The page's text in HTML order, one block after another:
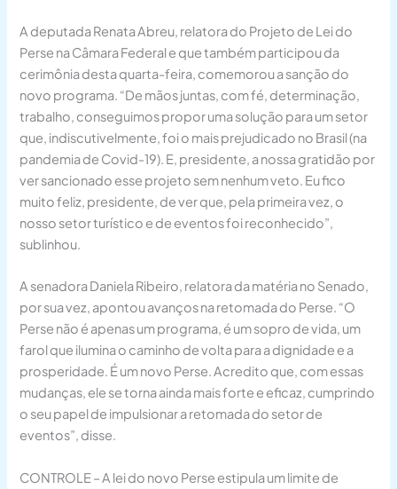
A deputada Renata Abreu, relatora do Projeto de Lei do
Perse na Câmara Federal e que também participou da
cerimônia desta quarta-feira, comemorou a sanção do
novo programa. “De mãos juntas, com fé, determinação,
trabalho, conseguimos propor uma solução para um setor
que, indiscutivelmente, foi o mais prejudicado no Brasil (na
pandemia de Covid-19). E, presidente, a nossa gratidão por
ver sancionado esse projeto sem nenhum veto. Eu fico
muito feliz, presidente, de ver que, pela primeira vez, o
nosso setor turístico e de eventos foi reconhecido”,
sublinhou.
A senadora Daniela Ribeiro, relatora da matéria no Senado,
por sua vez, apontou avanços na retomada do Perse. “O
Perse não é apenas um programa, é um sopro de vida, um
farol que ilumina o caminho de volta para a dignidade e a
prosperidade. É um novo Perse. Acredito que, com essas
mudanças, ele se torna ainda mais forte e eficaz, cumprindo
o seu papel de impulsionar a retomada do setor de
eventos”, disse.
CONTROLE – A lei do novo Perse estipula um limite de